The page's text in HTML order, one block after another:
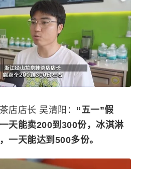
店店长 吴清阳： “五一”假
天能卖200到300份，冰淇淋
一天能达到500多份。